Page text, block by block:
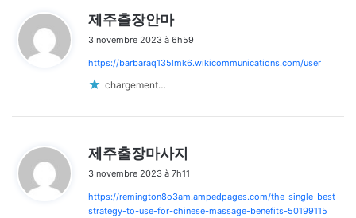
제주출장안마
t
3 novembre 2023 à 6h59
https://barbaraq135lmk6.wikicommunications.com/user
chargement…
제주출장마사지
t
:
3 novembre 2023 à 7h11
https://remington8o3am.ampedpages.com/the-single-best-
strategy-to-use-for-chinese-massage-benefits-50199115